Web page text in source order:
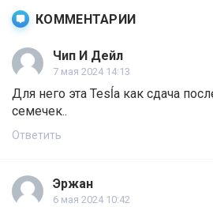
КОММЕНТАРИИ
Чип И Дейл
7 мая 2024 14:13
Для него эта Tesĺa как сдача
семечек..
Ответить
Эржан
6 мая 2024 10:42